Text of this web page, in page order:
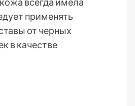
применять
от черных
в качестве